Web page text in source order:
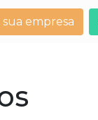
empresa